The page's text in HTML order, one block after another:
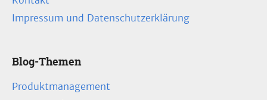
Impressum und Datenschutzerklärung
Blog-Themen
Produktmanagement